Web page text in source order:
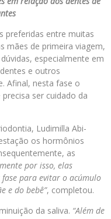
preferidas entre muitas
mães de primeira viagem,
especialmente em
e outros
Afinal, nesta fase o
ser cuidado da
Ludimilla Abi-
os hormônios
as
por isso, elas
para evitar o acúmulo
e do bebê”, completou.
da saliva. “Além de